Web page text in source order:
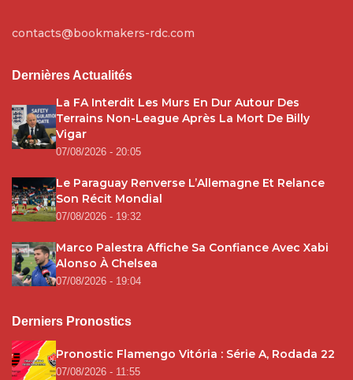
contacts@bookmakers-rdc.com
Dernières Actualités
La FA Interdit Les Murs En Dur Autour Des
Terrains Non-League Après La Mort De Billy
Vigar
07/08/2026 - 20:05
Le Paraguay Renverse L’Allemagne Et Relance
Son Récit Mondial
07/08/2026 - 19:32
Marco Palestra Affiche Sa Confiance Avec Xabi
Alonso À Chelsea
07/08/2026 - 19:04
Derniers Pronostics
Pronostic Flamengo Vitória : Série A, Rodada 22
07/08/2026 - 11:55